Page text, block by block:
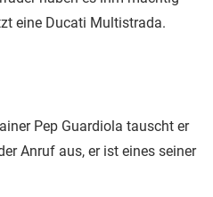
eine Ducati Multistrada.
Pep Guardiola tauscht er
Anruf aus, er ist eines seiner